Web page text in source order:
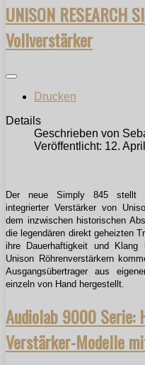
UNISON RESEARCH
Vollverstärker
Drucken
Details
Geschrieben von
Veröffentlicht: 12.
Der neue Simply 845 stellt
integrierter Verstärker von
dem inzwischen historischen
die legendären direkt geheizten
ihre Dauerhaftigkeit und
Unison Röhrenverstärkern
Ausgangsübertrager aus
einzeln von Hand hergestellt.
Audiolab 9000 Serie:
Verstärker-Modelle